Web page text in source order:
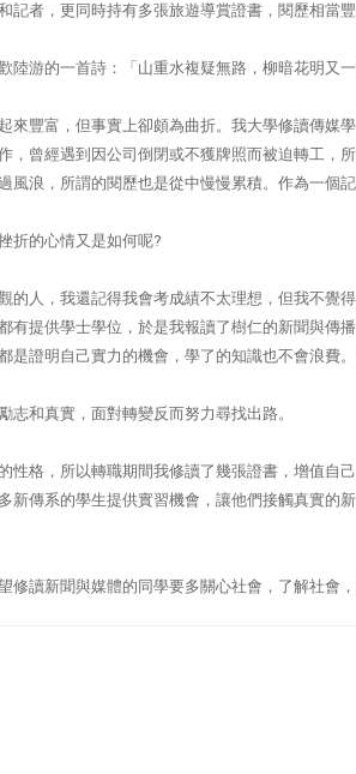
記者，更同時持有多張旅遊導賞證書，閱歷相當豐
陸游的一首詩：「山重水複疑無路，柳暗花明又一
來豐富，但事實上卻頗為曲折。我大學修讀傳
，曾經遇到因公司倒閉或不獲牌照而被迫轉工，
風浪，所謂的閱歷也是從中慢慢累積。作為一個
折的心情又是如何呢?
的人，我還記得我會考成績不太理想，但我不
有提供學士學位，於是我報讀了樹仁的新聞與傳
是證明自己實力的機會，學了的知識也不會浪費。
志和真實，面對轉變反而努力尋找出路。
性格，所以轉職期間我修讀了幾張證書，增值
新傳系的學生提供實習機會，讓他們接觸真實的新
修讀新聞與媒體的同學要多關心社會，了解社會